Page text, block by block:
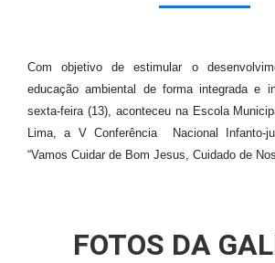
Com objetivo de estimular o
educação ambiental de forma integrada e
sexta-feira (13), aconteceu na Escola
Lima, a V Conferência Nacional Infanto-
“Vamos Cuidar de Bom Jesus, Cuidado de
FOTOS DA